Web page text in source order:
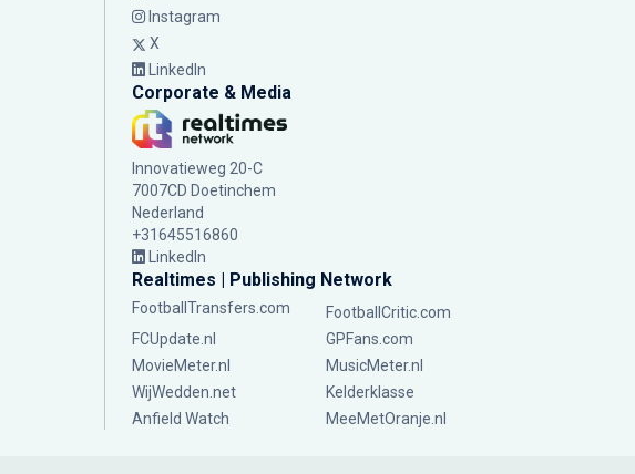
Instagram
X
LinkedIn
Corporate & Media
Innovatieweg 20-C
7007CD Doetinchem
Nederland
+31645516860
LinkedIn
Realtimes | Publishing Network
FootballTransfers.com
FootballCritic.com
FCUpdate.nl
GPFans.com
MovieMeter.nl
MusicMeter.nl
WijWedden.net
Kelderklasse
Anfield Watch
MeeMetOranje.nl